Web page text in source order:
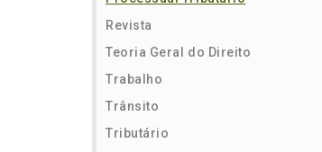
Revista
Teoria Geral do Direito
Trabalho
Trânsito
Tributário